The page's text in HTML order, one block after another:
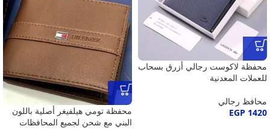
محفظة لاكوست رجالي أزرق بسحاب
للعملات المعدنية
محافظ رجالي
EGP 1420
محفظة تومي هيلفيغر أصلية باللون
البني مع شحن لجميع المحافظات